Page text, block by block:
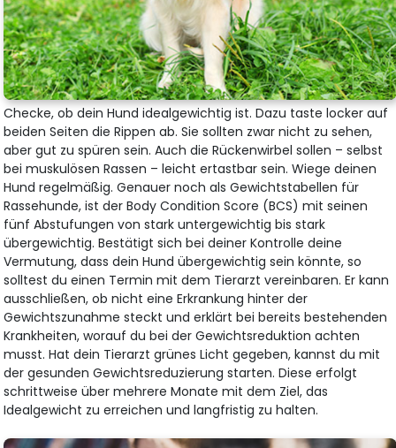
Checke, ob dein Hund idealgewichtig ist. Dazu taste locker auf
beiden Seiten die Rippen ab. Sie sollten zwar nicht zu sehen,
aber gut zu spüren sein. Auch die Rückenwirbel sollen – selbst
bei muskulösen Rassen – leicht ertastbar sein. Wiege deinen
Hund regelmäßig. Genauer noch als Gewichtstabellen für
Rassehunde, ist der Body Condition Score (BCS) mit seinen
fünf Abstufungen von stark untergewichtig bis stark
übergewichtig. Bestätigt sich bei deiner Kontrolle deine
Vermutung, dass dein Hund übergewichtig sein könnte, so
solltest du einen Termin mit dem Tierarzt vereinbaren. Er kann
ausschließen, ob nicht eine Erkrankung hinter der
Gewichtszunahme steckt und erklärt bei bereits bestehenden
Krankheiten, worauf du bei der Gewichtsreduktion achten
musst. Hat dein Tierarzt grünes Licht gegeben, kannst du mit
der gesunden Gewichtsreduzierung starten. Diese erfolgt
schrittweise über mehrere Monate mit dem Ziel, das
Idealgewicht zu erreichen und langfristig zu halten.